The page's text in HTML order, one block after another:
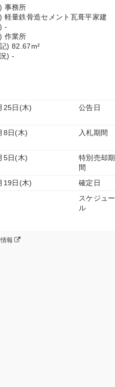
事務所
軽量鉄骨造セメント瓦葺平家建
-
作業所
) 82.67m²
) -
25日(木) 公告日
8日(木) 入札期間
5日(木)
特別売却期
間
19日(木) 確定日
スケジュー
ル
報